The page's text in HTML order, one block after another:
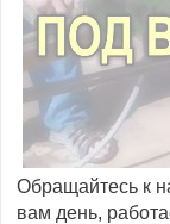
Обращайтесь к
вам день,